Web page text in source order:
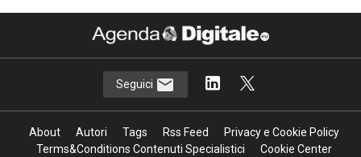
Seguici
About Autori Tags Rss Feed
Privacy e Cookie Policy
Terms&Conditions Contenuti Specialistici
Cookie Center